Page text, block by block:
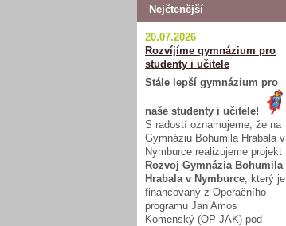
Nejčtenější
20.07.2026
Rozvíjíme gymnázium pro
studenty i učitele
Stále lepší gymnázium pro
naše studenty i učitele!
S radostí oznamujeme, že na
Gymnáziu Bohumila Hrabala v
Nymburce realizujeme projekt
Rozvoj Gymnázia Bohumila
Hrabala v Nymburce , který je
financovaný z Operačního
programu Jan Amos
Komenský (OP JAK) pod